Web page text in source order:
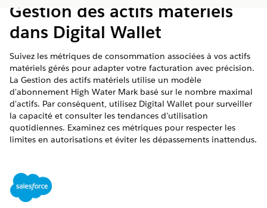
Gestion des actifs matériels
dans Digital Wallet
Suivez les métriques de consommation associées à vos actifs
matériels gérés pour adapter votre facturation avec précision.
La Gestion des actifs matériels utilise un modèle
d'abonnement High Water Mark basé sur le nombre maximal
d'actifs. Par conséquent, utilisez Digital Wallet pour surveiller
la capacité et consulter les tendances d'utilisation
quotidiennes. Examinez ces métriques pour respecter les
limites en autorisations et éviter les dépassements inattendus.
Disponible avec : Lightning Experience